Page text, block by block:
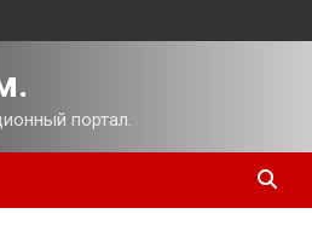
портал.